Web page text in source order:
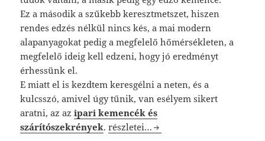
Ez a második a szűkebb keresztmetszet, hiszen
rendes edzés nélkül nincs kés, a mai modern
alapanyagokat pedig a megfelelő hőmérsékleten, a
megfelelő ideig kell edzeni, hogy jó eredményt
érhessünk el.
E miatt el is kezdtem keresgélni a neten, és a
kulcsszó, amivel úgy tűnik, van esélyem sikert
aratni, az azipari kemencék és
szárítószekrények.Már csak a kemence hiányzik!
részletei…